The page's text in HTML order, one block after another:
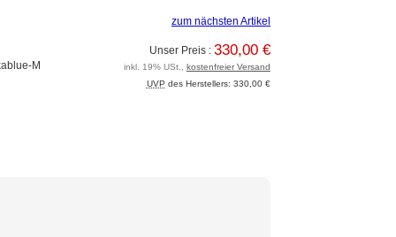
zum nächsten Artikel
M
Unser Preis : 330,00 €
inkl. 19% USt., kostenfreier Versand
UVP des Herstellers: 330,00 €